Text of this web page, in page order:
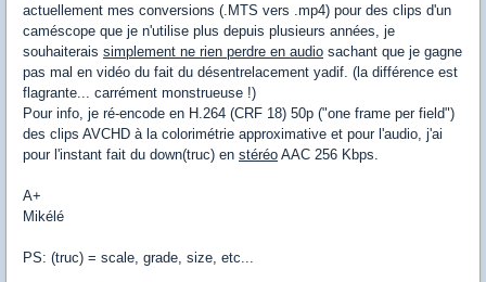
actuellement mes conversions (.MTS vers .mp4) pour des clips d'un
caméscope que je n'utilise plus depuis plusieurs années, je
souhaiterais simplement ne rien perdre en audio sachant que je gagne
pas mal en vidéo du fait du désentrelacement yadif. (la différence est
flagrante... carrément monstrueuse !)
Pour info, je ré-encode en H.264 (CRF 18) 50p ("one frame per field")
des clips AVCHD à la colorimétrie approximative et pour l'audio, j'ai
pour l'instant fait du down(truc) en stéréo AAC 256 Kbps.
A+
Mikélé
PS: (truc) = scale, grade, size, etc...